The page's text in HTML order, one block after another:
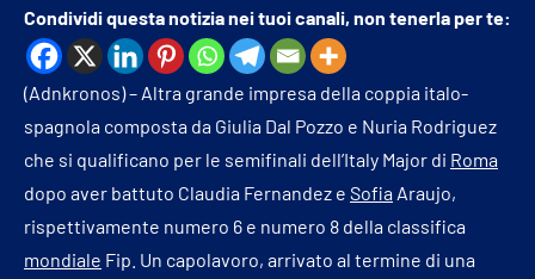
Condividi questa notizia nei tuoi canali, non tenerla per te:
(Adnkronos) – Altra grande impresa della coppia italo-
spagnola composta da Giulia Dal Pozzo e Nuria Rodriguez
che si qualificano per le semifinali dell’Italy Major di Roma
dopo aver battuto Claudia Fernandez e Sofia Araujo,
rispettivamente numero 6 e numero 8 della classifica
mondiale Fip. Un capolavoro, arrivato al termine di una